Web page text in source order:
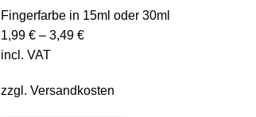
Fingerfarbe in 15ml oder 30ml
1,99 € – 3,49 €
incl. VAT
zzgl. Versandkosten